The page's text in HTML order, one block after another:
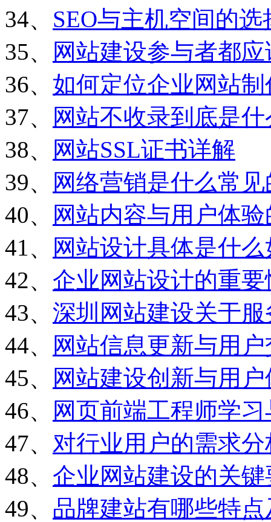
34、 SEO与主机空间的选
35、
网站建设参与者都
36、 如何定位企业网站
37、
网站不收录到底是
38、
网站SSL证书详解
39、
网络营销是什么常
40、
网站内容与用户体
41、
网站设计具体是什
42、 企业网站设计的重要
43、 深圳网站建设关于
44、
网站信息更新与用
45、
网站建设创新与用
46、
网页前端工程师学
47、 对行业用户的需求
48、 企业网站建设的关
49、 品牌建站有哪些特